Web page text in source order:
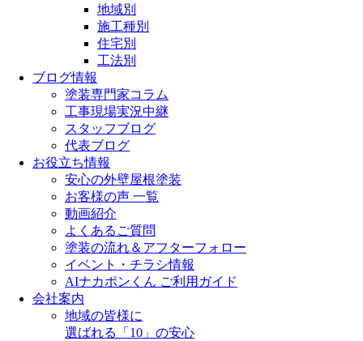
地域別
施工種別
住宅別
工法別
ブログ情報
塗装専門家コラム
工事現場実況中継
スタッフブログ
代表ブログ
お役立ち情報
安心の外壁屋根塗装
お客様の声 一覧
動画紹介
よくあるご質問
塗装の流れ＆アフターフォロー
イベント・チラシ情報
AIナカポンくん ご利用ガイド
会社案内
地域の皆様に
選ばれる「10」の安心